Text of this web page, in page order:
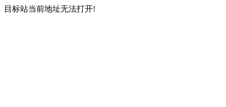
目标站当前地址无法打开!